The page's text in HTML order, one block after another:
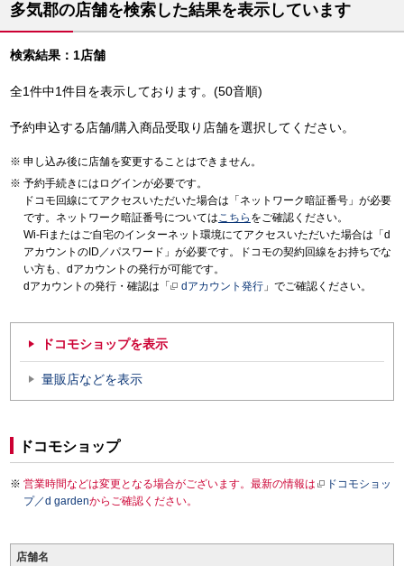
多気郡の店舗を検索した結果を表示しています
検索結果：1店舗
全1件中1件目を表示しております。(50音順)
予約申込する店舗/購入商品受取り店舗を選択してください。
申し込み後に店舗を変更することはできません。
予約手続きにはログインが必要です。
ドコモ回線にてアクセスいただいた場合は「ネットワーク暗証番号」が必要
です。ネットワーク暗証番号についてはこちら をご確認ください。
Wi-Fiまたはご自宅のインターネット環境にてアクセスいただいた場合は「d
アカウントのID／パスワード」が必要です。ドコモの契約回線をお持ちでな
い方も、dアカウントの発行が可能です。
dアカウントの発行・確認は「
dアカウント発行 」でご確認ください。
ドコモショップを表示
量販店などを表示
ドコモショップ
営業時間などは変更となる場合がございます。最新の情報は
ドコモショッ
プ／d gardenからご確認ください。
店舗名